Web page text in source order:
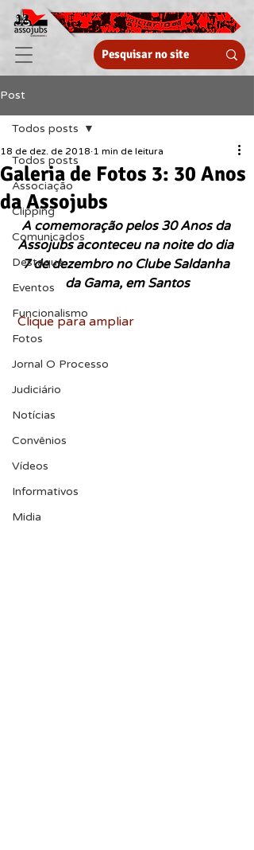
Post
Todos posts
Associação
Clipping
Comunicados
Destaque
Eventos
Funcionalismo
Fotos
Jornal O Processo
Judiciário
Notícias
Convênios
Vídeos
Informativos
Midia
Todos posts
Galeria de Fotos 3: 30 Anos
da Assojubs
18 de dez. de 2018 1 min de leitura
A comemoração pelos 30 Anos da
Assojubs aconteceu na noite do dia
7 de dezembro no Clube Saldanha
da Gama, em Santos
Clique para ampliar